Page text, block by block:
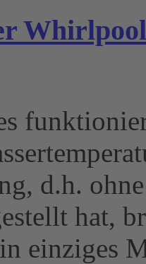
d.h.
hat,
einziges